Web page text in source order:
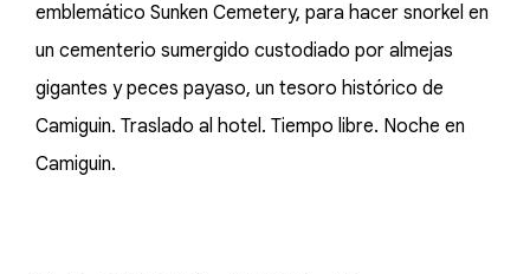
emblemático Sunken Cemetery, para hacer snorkel en
un cementerio sumergido custodiado por almejas
gigantes y peces payaso, un tesoro histórico de
Camiguin. Traslado al hotel. Tiempo libre. Noche en
Camiguin.